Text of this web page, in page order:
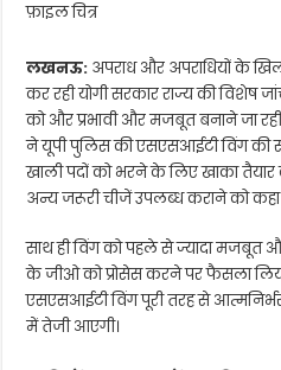
फ़ाइल चित्र
लखनऊ: अपराध और अपराधियों के
कर रही योगी सरकार राज्य की विशेष
को और प्रभावी और मजबूत बनाने जा
ने यूपी पुलिस की एसएसआईटी विंग की
खाली पदों को भरने के लिए खाका
अन्य जरूरी चीजें उपलब्ध कराने को कहा
साथ ही विंग को पहले से ज्यादा मजबूत
के जीओ को प्रोसेस करने पर फैसला
एसएसआईटी विंग पूरी तरह से
में तेजी आएगी।